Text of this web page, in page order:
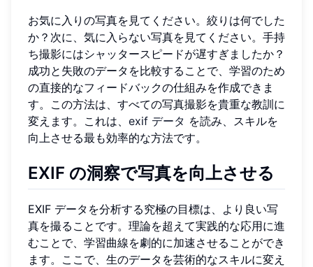
お気に入りの写真を見てください。絞りは何でした
か？次に、気に入らない写真を見てください。手持
ち撮影にはシャッタースピードが遅すぎましたか？
成功と失敗のデータを比較することで、学習のため
の直接的なフィードバックの仕組みを作成できま
す。この方法は、すべての写真撮影を貴重な教訓に
変えます。これは、 exif データ を読み、スキルを
向上させる最も効率的な方法です。
EXIF の洞察で写真を向上させる
EXIF データを分析する究極の目標は、より良い写
真を撮ることです。理論を超えて実践的な応用に進
むことで、学習曲線を劇的に加速させることができ
ます。ここで、生のデータを芸術的なスキルに変え